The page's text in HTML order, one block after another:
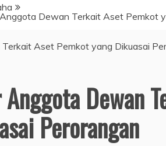
Dewan Terkait Aset Pemkot
Dewan
Perorangan